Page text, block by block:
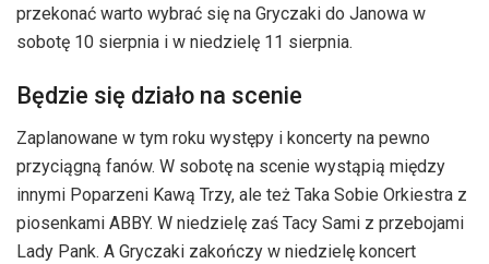
przekonać warto wybrać się na Gryczaki do Janowa w
sobotę 10 sierpnia i w niedzielę 11 sierpnia.
Będzie się działo na scenie
Zaplanowane w tym roku występy i koncerty na pewno
przyciągną fanów. W sobotę na scenie wystąpią między
innymi Poparzeni Kawą Trzy, ale też Taka Sobie Orkiestra z
piosenkami ABBY. W niedzielę zaś Tacy Sami z przebojami
Lady Pank. A Gryczaki zakończy w niedzielę koncert